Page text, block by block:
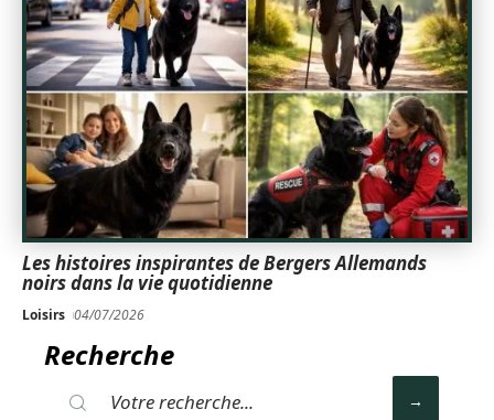
Les histoires inspirantes de Bergers Allemands
noirs dans la vie quotidienne
Loisirs 04/07/2026
Recherche